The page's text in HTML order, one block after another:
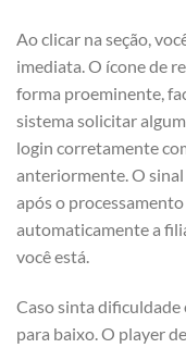
Ao clicar na seção,
imediata. O ícone de
forma proeminente,
sistema solicitar
login corretamente
anteriormente. O sinal
após o
automaticamente a
você está.
Caso sinta dificuldade
para baixo. O player